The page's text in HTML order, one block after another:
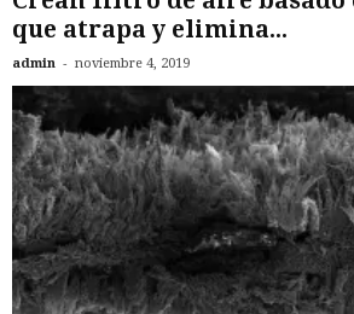
que atrapa y elimina...
admin - noviembre 4, 2019